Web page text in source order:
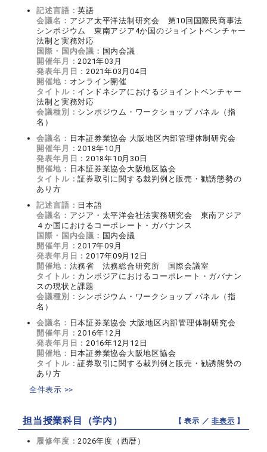
記述言語：英語
会議名： アジア太平洋法制研究会 第10回国際民商事法
シンポジウム 東南アジア4か国のジョイントベンチャー
法制と実務対応
国際・国内会議： 国内会議
開催年月：2021年03月
発表年月日：2021年03月04日
開催地： オンライン開催
タイトル： インドネシアにおけるジョイントベンチャー
法制と実務対応
会議種別： シンポジウム・ワークショップ パネル（指
名）
会議名： 日本証券業協会 大阪地区内部管理体制研究会
開催年月：2018年10月
発表年月日：2018年10月30日
開催地： 日本証券業協会大阪地区協会
タイトル：証券取引に関する裁判例と販売・勧誘態勢の
あり方
記述言語： 日本語
会議名： アジア・太平洋会社法実務研究会 東南アジア
４か国におけるコーポレート・ガバナンス
国際・国内会議： 国内会議
開催年月：2017年09月
発表年月日：2017年09月12日
開催地： 法務省 法務総合研究所 国際会議室
タイトル： カンボジアにおけるコーポレート・ガバナン
スの現状と課題
会議種別： シンポジウム・ワークショップ パネル（指
名）
会議名： 日本証券業協会 大阪地区内部管理体制研究会
開催年月：2016年12月
発表年月日：2016年12月12日
開催地： 日本証券業協会大阪地区協会
タイトル：証券取引に関する裁判例と販売・勧誘態勢の
あり方
全件表示 >>
担当授業科目（学内） 【 表示 ／非表示 】
履修年度：2026年度（西暦）